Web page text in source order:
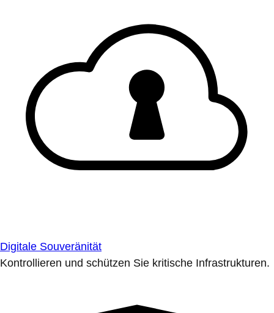
Digitale Souveränität
Kontrollieren und schützen Sie kritische Infrastrukturen.